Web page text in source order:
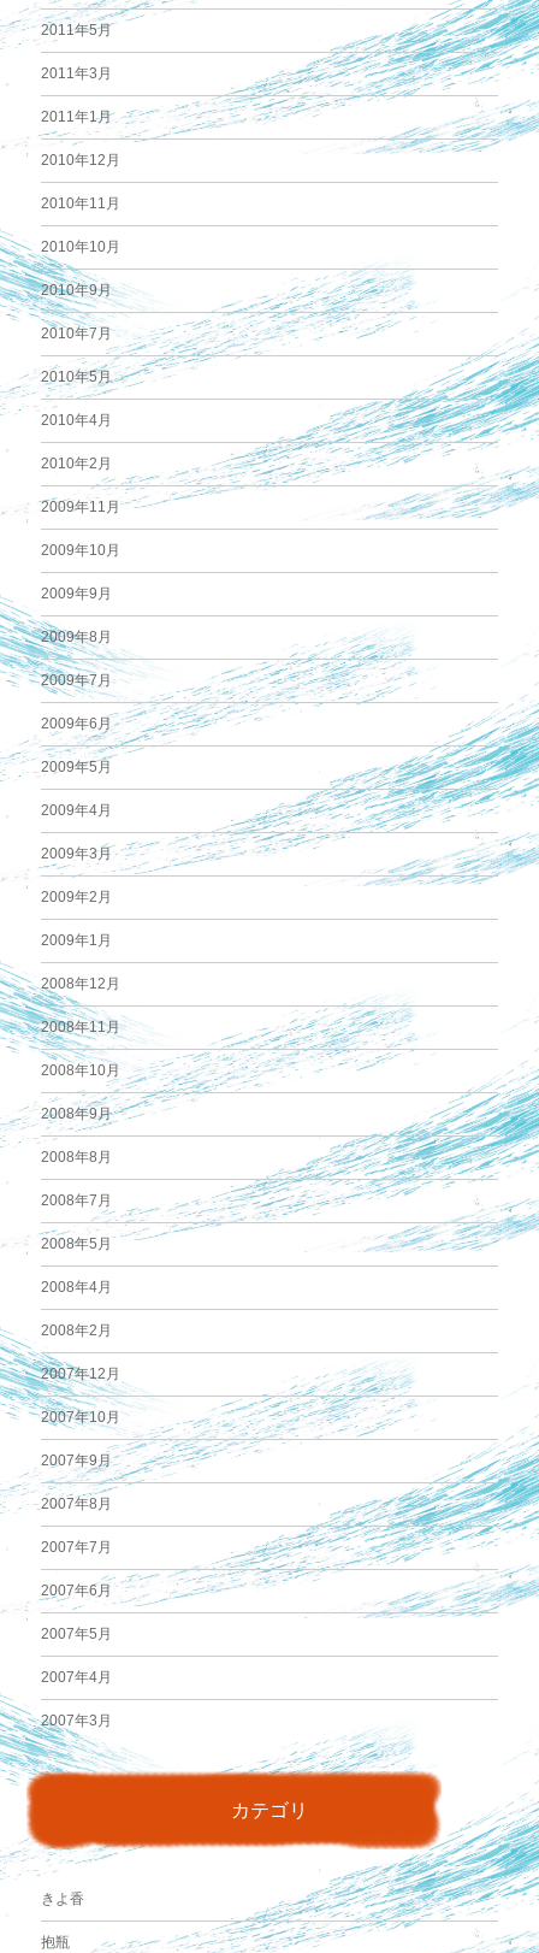
2011年5月
2011年3月
2011年1月
2010年12月
2010年11月
2010年10月
2010年9月
2010年7月
2010年5月
2010年4月
2010年2月
2009年11月
2009年10月
2009年9月
2009年8月
2009年7月
2009年6月
2009年5月
2009年4月
2009年3月
2009年2月
2009年1月
2008年12月
2008年11月
2008年10月
2008年9月
2008年8月
2008年7月
2008年5月
2008年4月
2008年2月
2007年12月
2007年10月
2007年9月
2007年8月
2007年7月
2007年6月
2007年5月
2007年4月
2007年3月
カテゴリ
きよ香
抱瓶